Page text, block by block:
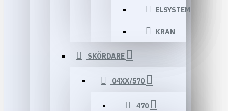
ELSYSTEM
KRAN
SKÖRDARE
04XX/570
470